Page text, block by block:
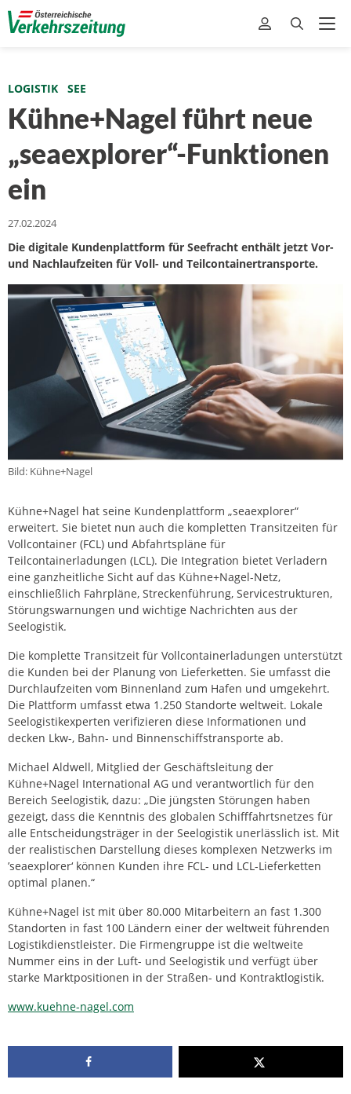
LOGISTIK SEE
Kühne+Nagel führt neue
„seaexplorer“-Funktionen
ein
27.02.2024
Die digitale Kundenplattform für Seefracht enthält jetzt Vor-
und Nachlaufzeiten für Voll- und Teilcontainertransporte.
Bild: Kühne+Nagel
Kühne+Nagel hat seine Kundenplattform „seaexplorer“
erweitert. Sie bietet nun auch die kompletten Transitzeiten für
Vollcontainer (FCL) und Abfahrtspläne für
Teilcontainerladungen (LCL). Die Integration bietet Verladern
eine ganzheitliche Sicht auf das Kühne+Nagel-Netz,
einschließlich Fahrpläne, Streckenführung, Servicestrukturen,
Störungswarnungen und wichtige Nachrichten aus der
Seelogistik.
Die komplette Transitzeit für Vollcontainerladungen unterstützt
die Kunden bei der Planung von Lieferketten. Sie umfasst die
Durchlaufzeiten vom Binnenland zum Hafen und umgekehrt.
Die Plattform umfasst etwa 1.250 Standorte weltweit. Lokale
Seelogistikexperten verifizieren diese Informationen und
decken Lkw-, Bahn- und Binnenschiffstransporte ab.
Michael Aldwell, Mitglied der Geschäftsleitung der
Kühne+Nagel International AG und verantwortlich für den
Bereich Seelogistik, dazu: „Die jüngsten Störungen haben
gezeigt, dass die Kenntnis des globalen Schifffahrtsnetzes für
alle Entscheidungsträger in der Seelogistik unerlässlich ist. Mit
der realistischen Darstellung dieses komplexen Netzwerks im
’seaexplorer‘ können Kunden ihre FCL- und LCL-Lieferketten
optimal planen.“
Kühne+Nagel ist mit über 80.000 Mitarbeitern an fast 1.300
Standorten in fast 100 Ländern einer der weltweit führenden
Logistikdienstleister. Die Firmengruppe ist die weltweite
Nummer eins in der Luft- und Seelogistik und verfügt über
starke Marktpositionen in der Straßen- und Kontraktlogistik.
www.kuehne-nagel.com